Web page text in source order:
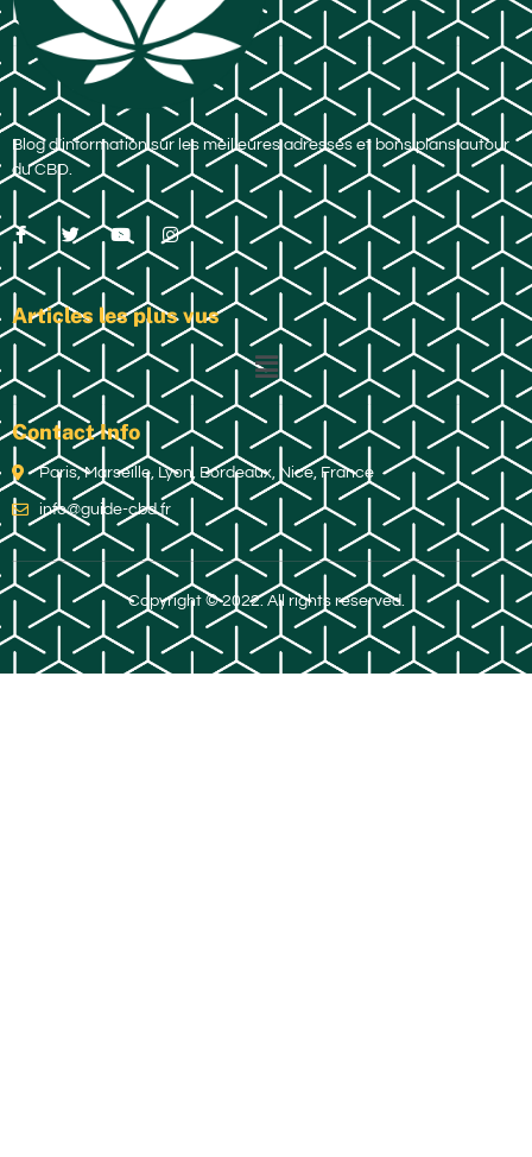
Blog d’information sur les meilleures adresses et bons plans autour
du CBD.
Articles les plus vus
Contact Info
Paris, Marseille, Lyon, Bordeaux, Nice, France
info@guide-cbd.fr
Copyright © 2022. All rights reserved.